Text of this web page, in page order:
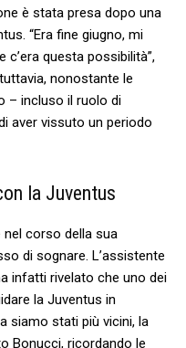
è stata presa dopo una
“Era fine⁢ giugno, mi
questa possibilità”,
nonostante le
– incluso il‍ ruolo di
aver vissuto un ‍periodo
la Juventus
corso della ⁣sua
di ‍sognare. L’assistente
infatti rivelato che uno dei
la Juventus in
‌siamo stati più vicini, la
Bonucci, ​ricordando le